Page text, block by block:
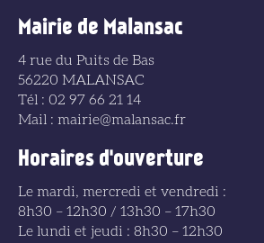
Mairie de Malansac
4 rue du Puits de Bas
56220 MALANSAC
Tél : 02 97 66 21 14
Mail : mairie@malansac.fr
Horaires d'ouverture
Le mardi, mercredi et vendredi :
8h30 – 12h30 / 13h30 – 17h30
Le lundi et jeudi : 8h30 – 12h30